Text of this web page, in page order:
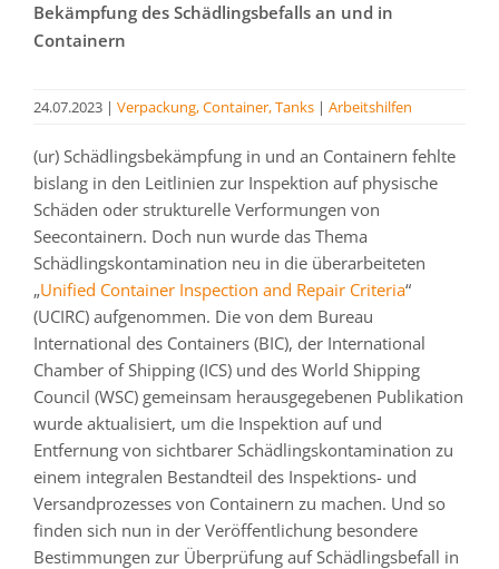
Bekämpfung des Schädlingsbefalls an und in
Containern
24.07.2023 | Verpackung, Container, Tanks | Arbeitshilfen
(ur) Schädlingsbekämpfung in und an Containern fehlte
bislang in den Leitlinien zur Inspektion auf physische
Schäden oder strukturelle Verformungen von
Seecontainern. Doch nun wurde das Thema
Schädlingskontamination neu in die überarbeiteten
„Unified Container Inspection and Repair Criteria“
(UCIRC) aufgenommen. Die von dem Bureau
International des Containers (BIC), der International
Chamber of Shipping (ICS) und des World Shipping
Council (WSC) gemeinsam herausgegebenen Publikation
wurde aktualisiert, um die Inspektion auf und
Entfernung von sichtbarer Schädlingskontamination zu
einem integralen Bestandteil des Inspektions- und
Versandprozesses von Containern zu machen. Und so
finden sich nun in der Veröffentlichung besondere
Bestimmungen zur Überprüfung auf Schädlingsbefall in